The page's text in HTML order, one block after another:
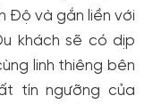
Độ và gắn liền với
khách sẽ có dịp
linh thiêng bên
tín ngưỡng của